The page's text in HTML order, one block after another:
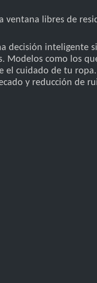
libres de
decisión inteligente
Modelos como los
el cuidado de tu
y reducción de